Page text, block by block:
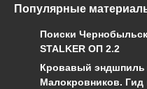
Популярные
Поиски
STALKER ОП 2.2
Кровавый эндшпиль
Малокровников. Гид